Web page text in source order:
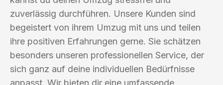
zuverlässig durchführen. Unsere Kunden sind
begeistert von ihrem Umzug mit uns und teilen
ihre positiven Erfahrungen gerne. Sie schätzen
besonders unseren professionellen Service, der
sich ganz auf deine individuellen Bedürfnisse
anpasst. Wir bieten dir eine umfassende